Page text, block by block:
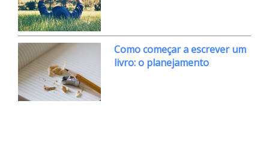
Como começar a escrever um
livro: o planejamento